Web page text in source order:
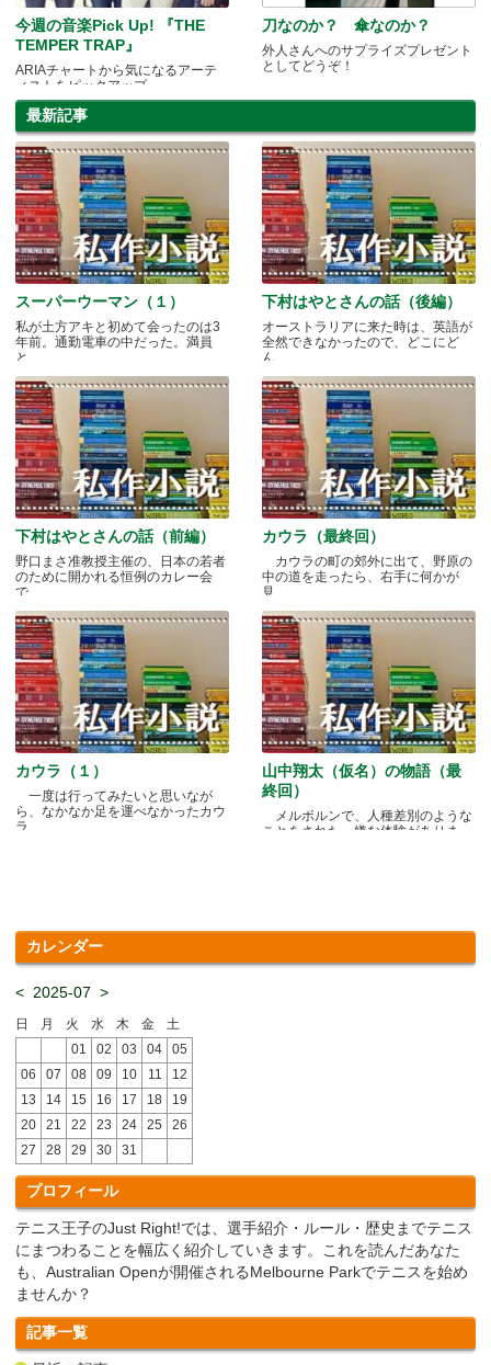
今週の音楽Pick Up! 『THE
TEMPER TRAP』
ARIAチャートから気になるアーテ
ィストをピックアップ
刀なのか？ 傘なのか？
外人さんへのサプライズプレゼント
としてどうぞ！
最新記事
スーパーウーマン（１）
私が土方アキと初めて会ったのは3
年前。通勤電車の中だった。満員
と.....
下村はやとさんの話（後編）
オーストラリアに来た時は、英語が
全然できなかったので、どこにど
ん.....
下村はやとさんの話（前編）
野口まさ准教授主催の、日本の若者
のために開かれる恒例のカレー会
で.....
カウラ（最終回）
カウラの町の郊外に出て、野原の
中の道を走ったら、右手に何かが
見.....
カウラ（１）
一度は行ってみたいと思いなが
ら、なかなか足を運べなかったカウ
ラ.....
山中翔太（仮名）の物語（最
終回）
メルボルンで、人種差別のような
ことをされた、嫌な体験がありま
カレンダー
< 2025-07 >
日 月 火 水 木 金
土
01
02 03 04
05
06
07 08 09 10 11
12
13
14 15 16 17 18
19
20
21 22 23 24 25
26
27
28 29 30 31
プロフィール
テニス王子のJust Right!では、選手紹介・ルール・歴史までテニス
にまつわることを幅広く紹介していきます。これを読んだあなた
も、Australian Openが開催されるMelbourne Parkでテニスを始め
ませんか？
記事一覧